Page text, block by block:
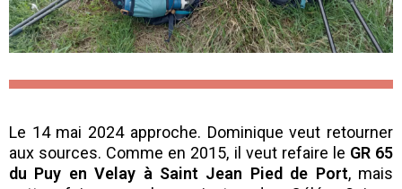
Le 14 mai 2024 approche. Dominique veut retourner
aux sources. Comme en 2015, il veut refaire le GR 65
du Puy en Velay à Saint Jean Pied de Port, mais